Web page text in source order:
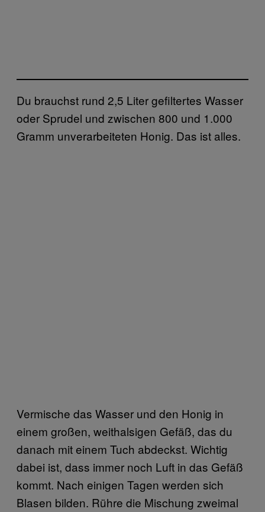
Du brauchst rund 2,5 Liter gefiltertes Wasser
oder Sprudel und zwischen 800 und 1.000
Gramm unverarbeiteten Honig. Das ist alles.
Vermische das Wasser und den Honig in
einem großen, weithalsigen Gefäß, das du
danach mit einem Tuch abdeckst. Wichtig
dabei ist, dass immer noch Luft in das Gefäß
kommt. Nach einigen Tagen werden sich
Blasen bilden. Rühre die Mischung zweimal